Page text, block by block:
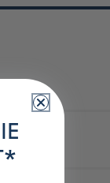
texture sont
qui assurent non